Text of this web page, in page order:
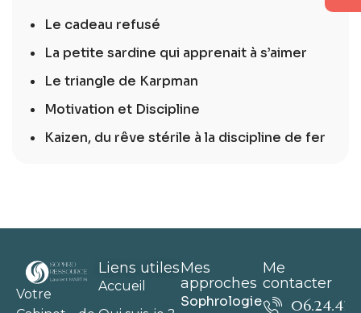
Le cadeau refusé
La petite sardine qui apprenait à s’aimer
Le triangle de Karpman
Motivation et Discipline
Kaizen, du rêve stérile à la discipline de fer
Votre
Liens utiles
Accueil
Mes
approches
Sophrologie
Me
contacter